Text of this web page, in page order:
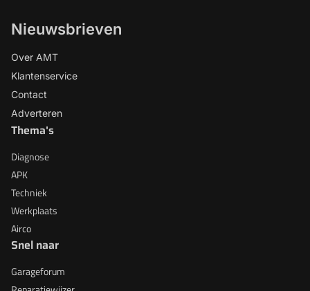
Nieuwsbrieven
Over AMT
Klantenservice
Contact
Adverteren
Thema's
Diagnose
APK
Techniek
Werkplaats
Airco
Snel naar
Garageforum